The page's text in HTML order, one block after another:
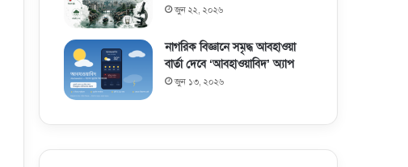
জুন ২২, ২০২৬
নাগরিক বিজ্ঞানে সমৃদ্ধ আবহাওয়া
বার্তা দেবে ‘আবহাওয়াবিদ’ অ্যাপ
জুন ১৩, ২০২৬